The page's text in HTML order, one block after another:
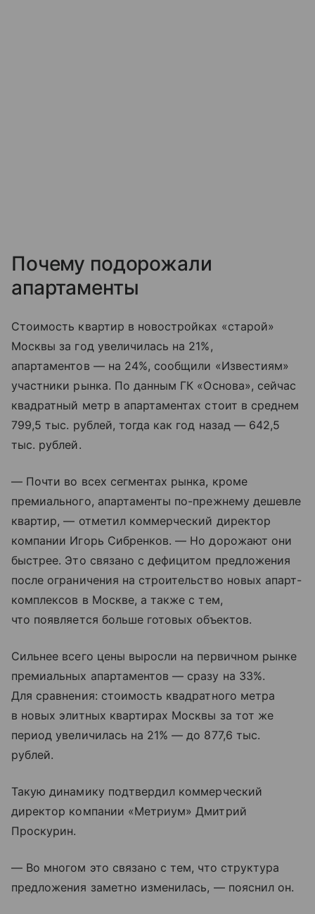
Почему подорожали
апартаменты
Стоимость квартир в новостройках «старой»
Москвы за год увеличилась на 21%,
апартаментов — на 24%, сообщили «Известиям»
участники рынка. По данным ГК «Основа», сейчас
квадратный метр в апартаментах стоит в среднем
799,5 тыс. рублей, тогда как год назад — 642,5
тыс. рублей.
— Почти во всех сегментах рынка, кроме
премиального, апартаменты по-прежнему дешевле
квартир, — отметил коммерческий директор
компании Игорь Сибренков. — Но дорожают они
быстрее. Это связано с дефицитом предложения
после ограничения на строительство новых апарт-
комплексов в Москве, а также с тем,
что появляется больше готовых объектов.
Сильнее всего цены выросли на первичном рынке
премиальных апартаментов — сразу на 33%.
Для сравнения: стоимость квадратного метра
в новых элитных квартирах Москвы за тот же
период увеличилась на 21% — до 877,6 тыс.
рублей.
Такую динамику подтвердил коммерческий
директор компании «Метриум» Дмитрий
Проскурин.
— Во многом это связано с тем, что структура
предложения заметно изменилась, — пояснил он.